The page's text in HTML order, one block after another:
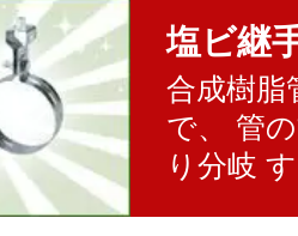
塩ビ継
合成樹脂
で、 管
り分岐